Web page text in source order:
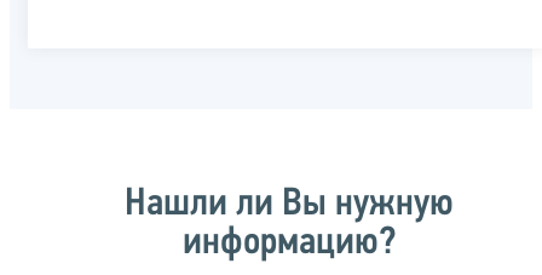
Нашли ли Вы нужную
информацию?